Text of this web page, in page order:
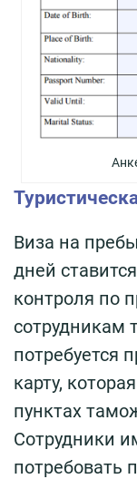
Виза на
дней
контроля по
сотрудникам
потребуется
карту,
пунктах
Сотрудники
потребовать